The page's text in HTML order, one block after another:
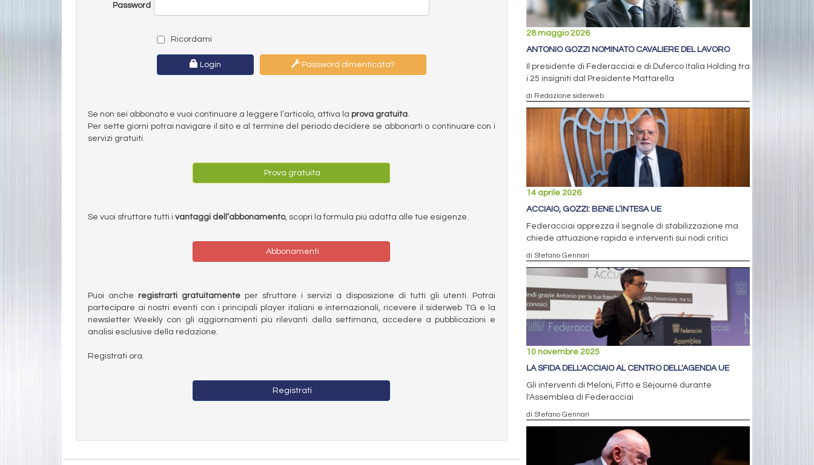
Password
Ricordami
Login Password dimenticata?
Se non sei abbonato e vuoi continuare a leggere l’articolo, attiva la prova gratuita.
Per sette giorni potrai navigare il sito e al termine del periodo decidere se abbonarti o continuare con i
servizi gratuiti.
Prova gratuita
Se vuoi sfruttare tutti i vantaggi dell’abbonamento, scopri la formula più adatta alle tue esigenze.
Abbonamenti
Puoi anche registrarti gratuitamenteper sfruttare i servizi a disposizione di tutti gli utenti. Potrai
partecipare ai nostri eventi con i principali player italiani e internazionali, ricevere il siderweb TG e la
newsletter Weekly con gli aggiornamenti più rilevanti della settimana, accedere a pubblicazioni e
analisi esclusive della redazione.
Registrati ora.
Registrati
28 maggio 2026
ANTONIO GOZZI NOMINATO CAVALIERE DEL LAVORO
Il presidente di Federacciai e di Duferco Italia Holding tra
i 25 insigniti dal Presidente Mattarella
di Redazione siderweb
14 aprile 2026
ACCIAIO, GOZZI: BENE L’INTESA UE
Federacciai apprezza il segnale di stabilizzazione ma
chiede attuazione rapida e interventi sui nodi critici
di Stefano Gennari
10 novembre 2025
LA SFIDA DELL'ACCIAIO AL CENTRO DELL'AGENDA UE
Gli interventi di Meloni, Fitto e Séjourné durante
l'Assemblea di Federacciai
di Stefano Gennari